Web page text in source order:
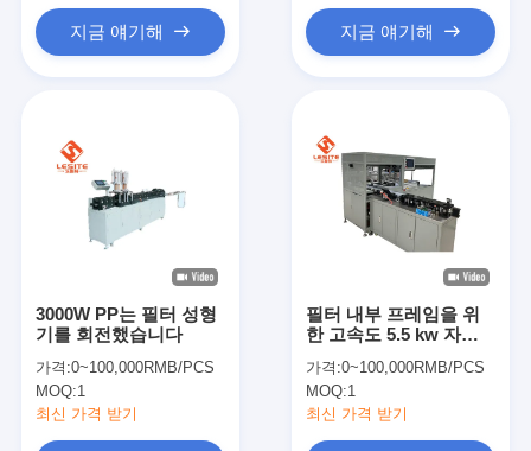
지금 얘기해 지금 얘기해
3000W PP는 필터 성형
기를 회전했습니다
가격:0~100,000RMB/PCS
MOQ:1
최신 가격 받기
필터 내부 프레임을 위
한 고속도 5.5 kw 자동
가격:0~100,000RMB/PCS
MOQ:1
최신 가격 받기